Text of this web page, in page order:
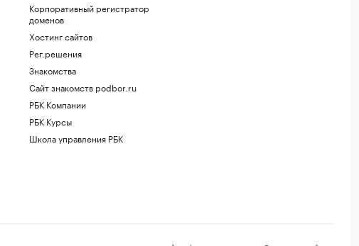
Корпоративный регистратор
доменов
Хостинг сайтов
Рег.решения
Знакомства
Сайт знакомств podbor.ru
РБК Компании
РБК Курсы
Школа управления РБК